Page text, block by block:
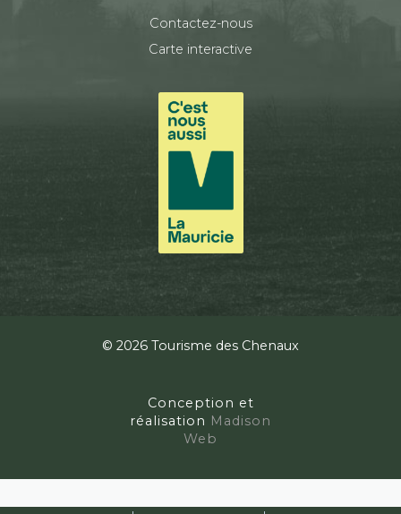
Contactez-nous
Carte interactive
© 2026 Tourisme des Chenaux
Conception et
réalisation Madison
Web